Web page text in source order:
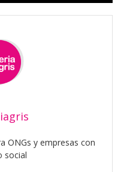
ONGs y empresas con
social